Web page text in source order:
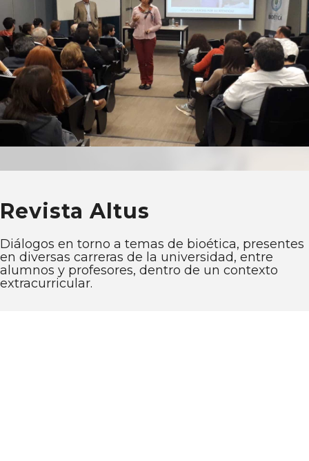
Revista Altus
Diálogos en torno a temas de bioética, presentes
en diversas carreras de la universidad, entre
alumnos y profesores, dentro de un contexto
extracurricular.